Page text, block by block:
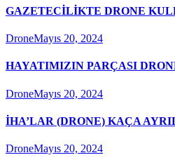
GAZETECİLİKTE DRONE
DroneMayıs 20, 2024
HAYATIMIZIN PARÇASI
DroneMayıs 20, 2024
İHA’LAR (DRONE) KAÇA
DroneMayıs 20, 2024